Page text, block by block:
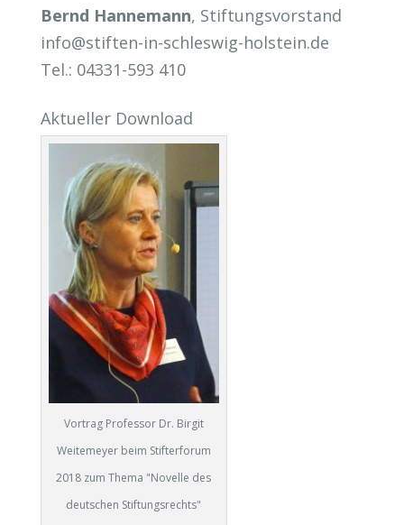
Bernd Hannemann, Stiftungsvorstand
info@stiften-in-schleswig-holstein.de
Tel.: 04331-593 410
Aktueller Download
Vortrag Professor Dr. Birgit
Weitemeyer beim Stifterforum
2018 zum Thema "Novelle des
deutschen Stiftungsrechts"